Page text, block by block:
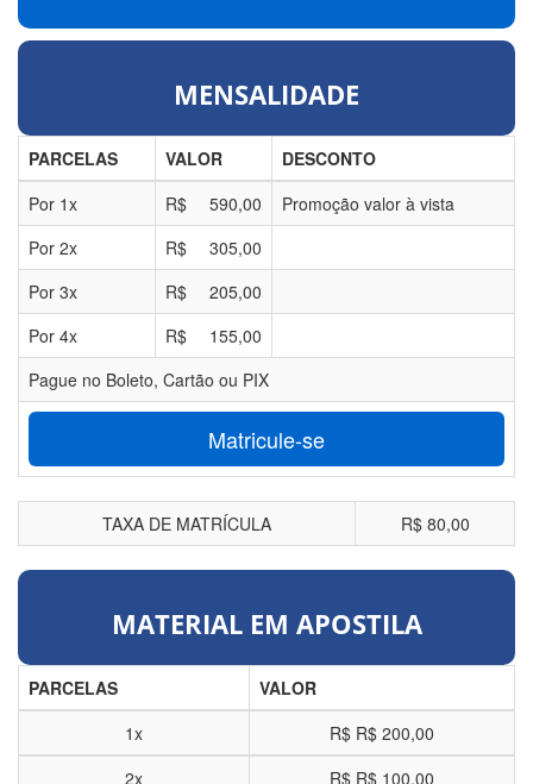
MENSALIDADE
PARCELAS VALOR
DESCONTO
Por 1x R$ 590,00
Promoção valor à vista
Por 2x R$
305,00
Por 3x R$
205,00
Por 4x R$
155,00
Pague no Boleto, Cartão ou PIX
Matricule-se
TAXA DE MATRÍCULA R$ 80,00
MATERIAL EM APOSTILA
PARCELAS
VALOR
1x
R$ R$ 200,00
2x
R$ R$ 100,00